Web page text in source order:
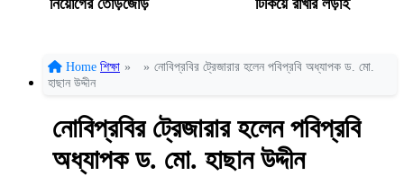
নিয়োগের তোড়জোড়
টিকিয়ে রাখার লড়াই
Home শিক্ষা » » নোবিপ্রবির ট্রেজারার হলেন পবিপ্রবি অধ্যাপক ড. মো.
হাছান উদ্দীন
নোবিপ্রবির ট্রেজারার হলেন পবিপ্রবি
অধ্যাপক ড. মো. হাছান উদ্দীন